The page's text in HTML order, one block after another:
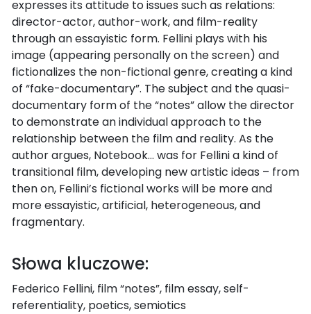
expresses its attitude to issues such as relations:
director-actor, author-work, and film-reality
through an essayistic form. Fellini plays with his
image (appearing personally on the screen) and
fictionalizes the non-fictional genre, creating a kind
of “fake-documentary”. The subject and the quasi-
documentary form of the “notes” allow the director
to demonstrate an individual approach to the
relationship between the film and reality. As the
author argues, Notebook… was for Fellini a kind of
transitional film, developing new artistic ideas – from
then on, Fellini’s fictional works will be more and
more essayistic, artificial, heterogeneous, and
fragmentary.
Słowa kluczowe:
Federico Fellini, film “notes”, film essay, self-
referentiality, poetics, semiotics